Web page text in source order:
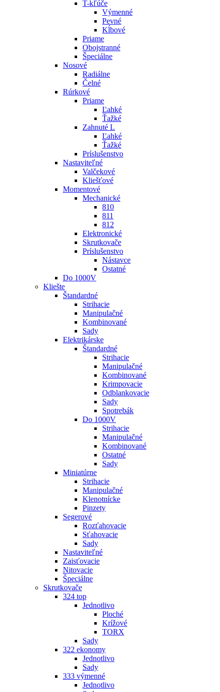
T-kľúče
Výmenné
Pevné
Kĺbové
Priame
Obojstranné
Špeciálne
Nosové
Radiálne
Čelné
Rúrkové
Priame
Ľahké
Ťažké
Zahnuté L
Ľahké
Ťažké
Príslušenstvo
Nastaviteľné
Valčekové
Kliešťové
Momentové
Mechanické
810
811
812
Elektronické
Skrutkovače
Príslušenstvo
Nástavce
Ostatné
Do 1000V
Kliešte
Štandardné
Strihacie
Manipulačné
Kombinované
Sady
Elektrikárske
Štandardné
Strihacie
Manipulačné
Kombinované
Krimpovacie
Odblankovacie
Sady
Spotrebák
Do 1000V
Strihacie
Manipulačné
Kombinované
Ostatné
Sady
Miniatúrne
Strihacie
Manipulačné
Klenotnícke
Pinzety
Segerové
Rozťahovacie
Sťahovacie
Sady
Nastaviteľné
Zaisťovacie
Nitovacie
Špeciálne
Skrutkovače
324 top
Jednotlivo
Ploché
Krížové
TORX
Sady
322 ekonomy
Jednotlivo
Sady
333 výmenné
Jednotlivo